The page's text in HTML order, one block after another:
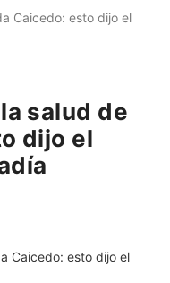
Caicedo: esto dijo el
salud de
dijo el